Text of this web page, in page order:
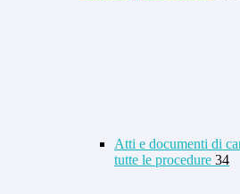
Atti e documenti di
tutte le procedure 34